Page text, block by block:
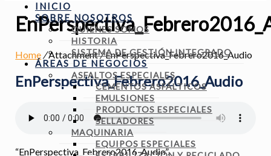
INICIO
SOBRE NOSOTROS
QUIENES SOMOS
HISTORIA
SISTEMA DE GESTIÓN INTEGRADO
ÁREAS DE NEGOCIOS
ASFALTOS ESPECIALES
CEMENTOS ASFÁLTICOS
EMULSIONES
PRODUCTOS ESPECIALES
SELLADORES
MAQUINARIA
EQUIPOS ESPECIALES
Home /Attachment/EnPerspectiva_Febrero2016_Audio
EnPerspectiva_Febrero2016_Audio
“EnPerspectiva_Febrero2016_Audio”.